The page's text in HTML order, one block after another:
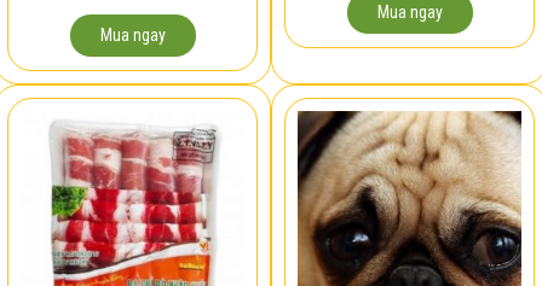
Mua ngay
Mua ngay